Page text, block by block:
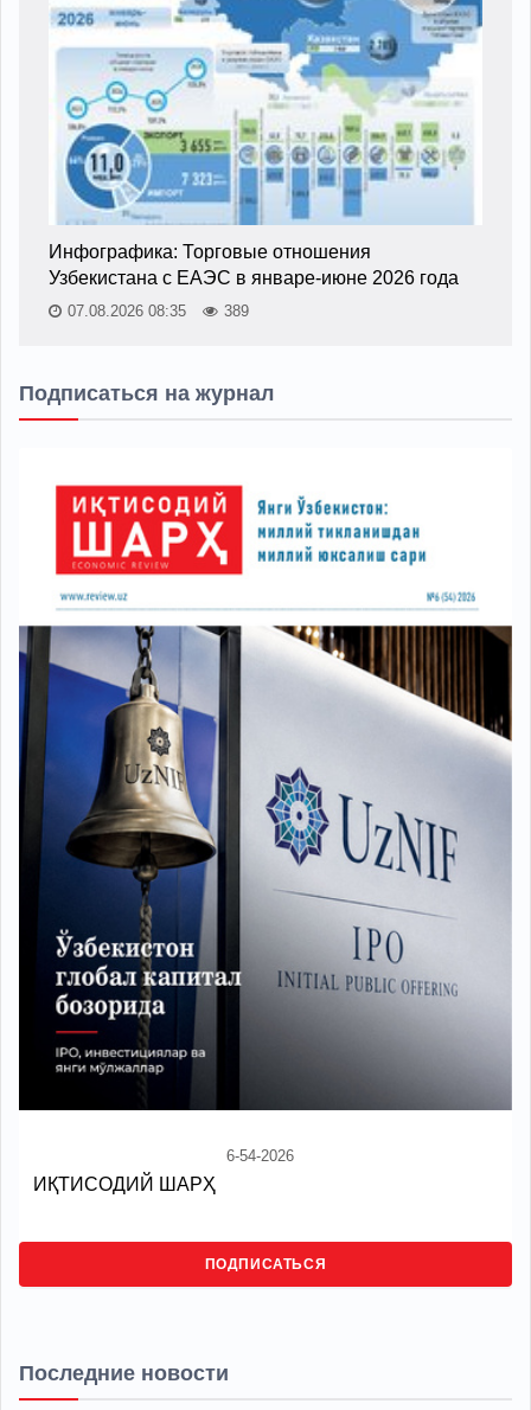
Инфографика: Торговые отношения
Узбекистана с ЕАЭС в январе-июне 2026 года
07.08.2026 08:35 389
Подписаться на журнал
6-54-2026
ИҚТИСОДИЙ ШАРҲ
ПОДПИСАТЬСЯ
Последние новости